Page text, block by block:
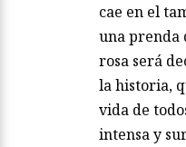
cae en el
una prenda
rosa será
la historia,
vida de
intensa y